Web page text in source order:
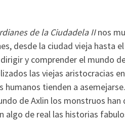
de la Ciudadela IInos
desde la ciudad vieja hasta
y comprender el mundo
las viejas aristocracias
humanos tienden a
de Axlin los monstruos
algo de real las historias